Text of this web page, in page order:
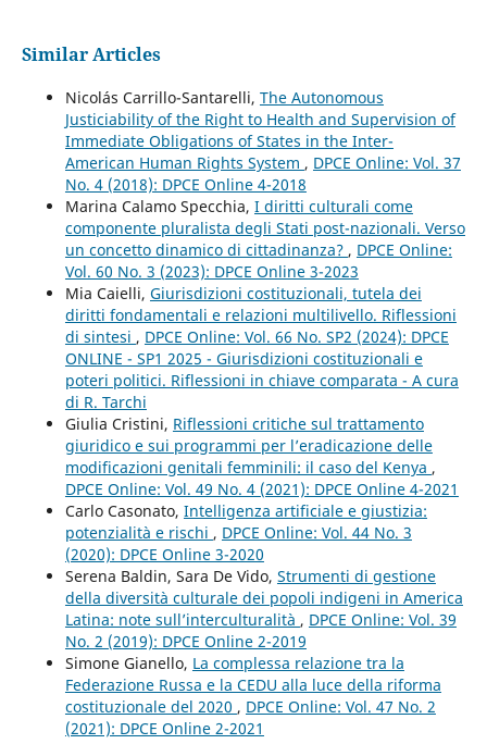
Similar Articles
Nicolás Carrillo-Santarelli, The Autonomous
Justiciability of the Right to Health and Supervision of
Immediate Obligations of States in the Inter-
American Human Rights System , DPCE Online: Vol. 37
No. 4 (2018): DPCE Online 4-2018
Marina Calamo Specchia, I diritti culturali come
componente pluralista degli Stati post-nazionali. Verso
un concetto dinamico di cittadinanza? , DPCE Online:
Vol. 60 No. 3 (2023): DPCE Online 3-2023
Mia Caielli, Giurisdizioni costituzionali, tutela dei
diritti fondamentali e relazioni multilivello. Riflessioni
di sintesi , DPCE Online: Vol. 66 No. SP2 (2024): DPCE
ONLINE - SP1 2025 - Giurisdizioni costituzionali e
poteri politici. Riflessioni in chiave comparata - A cura
di R. Tarchi
Giulia Cristini, Riflessioni critiche sul trattamento
giuridico e sui programmi per l’eradicazione delle
modificazioni genitali femminili: il caso del Kenya ,
DPCE Online: Vol. 49 No. 4 (2021): DPCE Online 4-2021
Carlo Casonato, Intelligenza artificiale e giustizia:
potenzialità e rischi , DPCE Online: Vol. 44 No. 3
(2020): DPCE Online 3-2020
Serena Baldin, Sara De Vido, Strumenti di gestione
della diversità culturale dei popoli indigeni in America
Latina: note sull’interculturalità , DPCE Online: Vol. 39
No. 2 (2019): DPCE Online 2-2019
Simone Gianello, La complessa relazione tra la
Federazione Russa e la CEDU alla luce della riforma
costituzionale del 2020 , DPCE Online: Vol. 47 No. 2
(2021): DPCE Online 2-2021